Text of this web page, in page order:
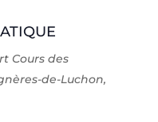
Cours des
de-Luchon,